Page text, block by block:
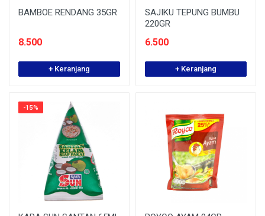
BAMBOE RENDANG 35GR
8.500
+ Keranjang
SAJIKU TEPUNG BUMBU
220GR
6.500
+ Keranjang
-15%